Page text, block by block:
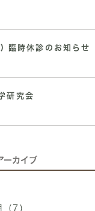
臨時休診のお知らせ
研究会
ーカイブ
(7)